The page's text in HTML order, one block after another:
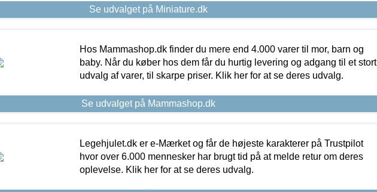
Se udvalget på Miniature.dk
Hos Mammashop.dk finder du mere end 4.000 varer til mor, barn og
baby. Når du køber hos dem får du hurtig levering og adgang til et stort
udvalg af varer, til skarpe priser. Klik her for at se deres udvalg.
Se udvalget på Mammashop.dk
Legehjulet.dk er e-Mærket og får de højeste karakterer på Trustpilot
hvor over 6.000 mennesker har brugt tid på at melde retur om deres
oplevelse. Klik her for at se deres udvalg.